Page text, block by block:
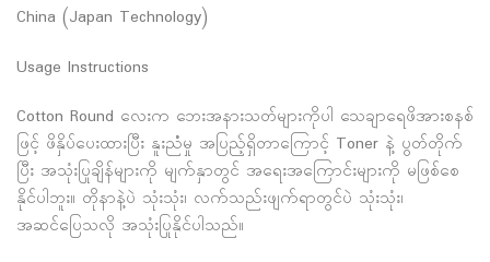
China (Japan Technology)
Usage Instructions
Cotton Round လေးက ဘေးအနားသတ်များကိုပါ သေချာရေဖိအားစနစ်
ဖြင့် ဖိနှိပ်ပေးထားပြီး နူးညံံမှု အပြည့်ရှိတာကြောင့် Toner နဲ့ ပွတ်တိုက်
ပြီး အသုံးပြုချိန်များကို မျက်နှာတွင် အရေးအကြောင်းများကို မဖြစ်စေ
နိုင်ပါဘူး။ တိုနာနဲ့ပဲ သုံးသုံး၊ လက်သည်းဖျက်ရာတွင်ပဲ သုံးသုံး၊
အဆင်ပြေသလို အသုံးပြုနိုင်ပါသည်။